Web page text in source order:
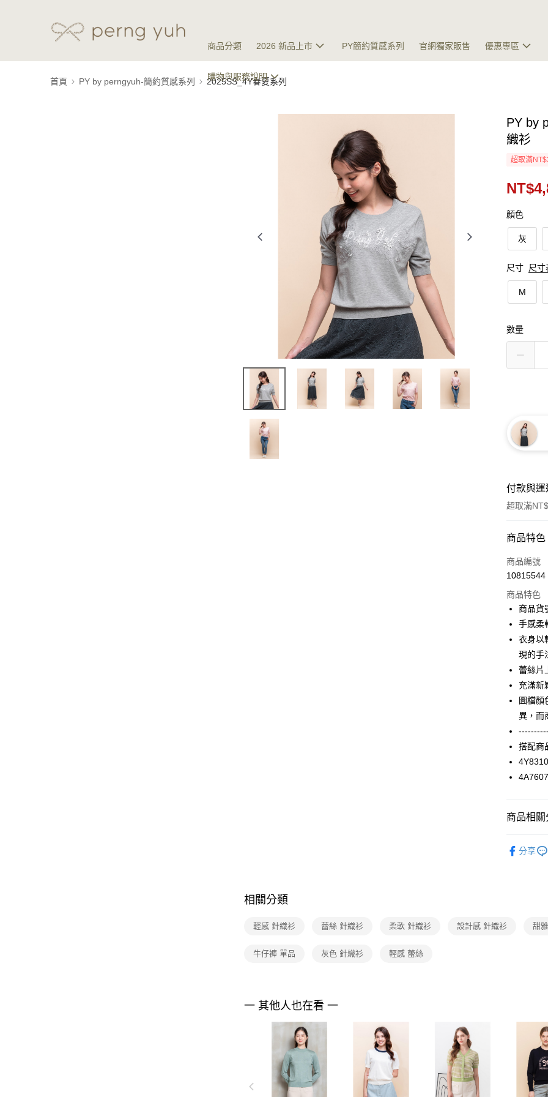
商品分類 2026 新品上市 PY簡約質感系列 官網獨家販售 優惠專區
購物與服務說明
首頁 PY by perngyuh-簡約質感系列 2025SS_4Y春夏系列
PY by
織衫
超取滿
顏色
灰
尺寸 尺寸
M
數量
付款與
超取滿
付款方式
信用卡一
3 期
合作金
華南商
國泰世
臺灣中
匯豐（
聯邦商
元大商
台灣樂
超商取貨
Apple Pay
AFTEE先
相關說明
【關於「
AFTEE
便利好安
１．簡單
【「
２．訂單
是否繳費
３．未成
「
４．使用
即時審查
結果請求
５．嚴禁
ATM付款
全家取貨
付款後全
付款後7-
每筆
付款後門
免運費
商品特色
商品編號
10815544
商品特色
商品貨
手感柔
衣身以
現的手
蕾絲片
充滿新
圖檔顏
異，而
搭配商
商品相關
分享
相關分類
輕感 針織衫 蕾絲 針織衫 柔軟 針織衫 設計感 針織衫 甜
牛仔褲 單品 灰色 針織衫 輕感 蕾絲
一 其他人也在看 一